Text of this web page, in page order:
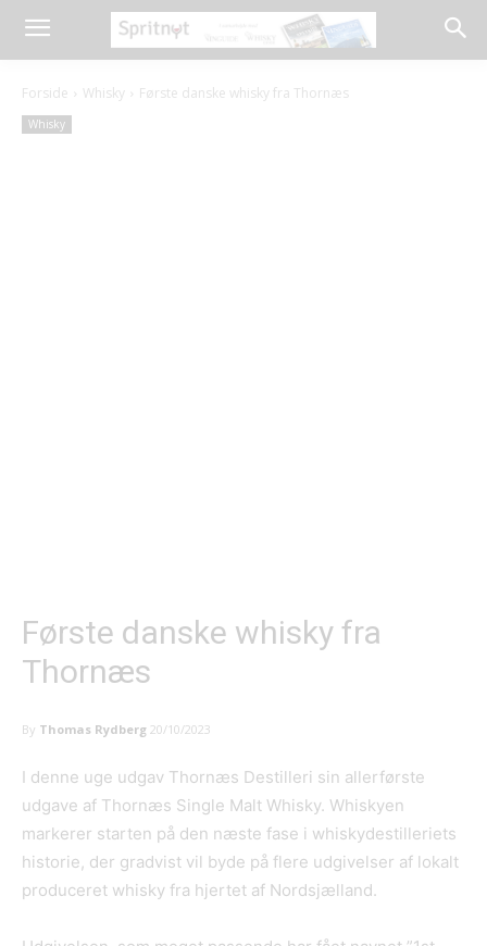
Forside Whisky Første danske whisky fra Thornæs
Whisky
Første danske whisky fra
Thornæs
By Thomas Rydberg 20/10/2023
I denne uge udgav Thornæs Destilleri sin allerførste
udgave af Thornæs Single Malt Whisky. Whiskyen
markerer starten på den næste fase i whiskydestilleriets
historie, der gradvist vil byde på flere udgivelser af lokalt
produceret whisky fra hjertet af Nordsjælland.